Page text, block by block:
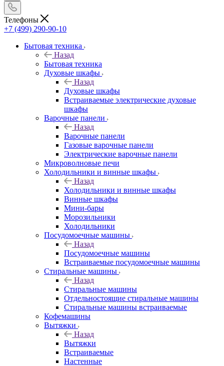
Телефоны
+7 (499) 290-90-10
Бытовая техника
Назад
Бытовая техника
Духовые шкафы
Назад
Духовые шкафы
Встраиваемые электрические духовые
шкафы
Варочные панели
Назад
Варочные панели
Газовые варочные панели
Электрические варочные панели
Микроволновые печи
Холодильники и винные шкафы
Назад
Холодильники и винные шкафы
Винные шкафы
Мини-бары
Морозильники
Холодильники
Посудомоечные машины
Назад
Посудомоечные машины
Встраиваемые посудомоечные машины
Стиральные машины
Назад
Стиральные машины
Отдельностоящие стиральные машины
Стиральные машины встраиваемые
Кофемашины
Вытяжки
Назад
Вытяжки
Встраиваемые
Настенные